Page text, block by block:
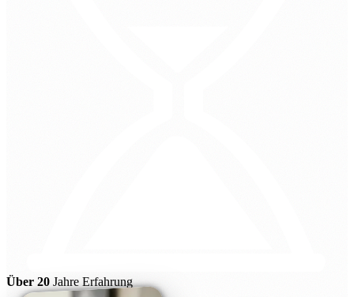
Über 20 Jahre Erfahrung